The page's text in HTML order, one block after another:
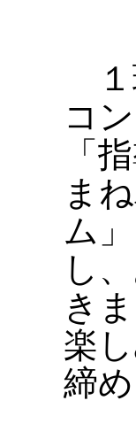
１
コ
「
ま
ム
し
き
楽
締